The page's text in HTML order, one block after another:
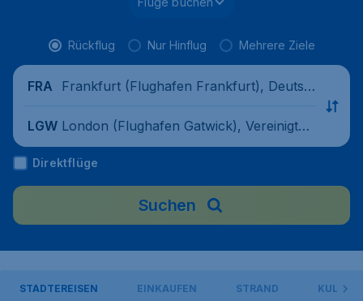
Rückflug Nur Hinflug Mehrere Ziele
FRA
Frankfurt (Flughafen Frankfurt), Deutsc
LGW London (Flughafen Gatwick), Vereinigtes
Königreich
Direktflüge
Suchen
STÄDTEREISEN EINKAUFEN STRAND